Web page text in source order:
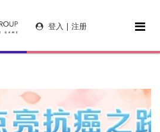
登入 | 注册